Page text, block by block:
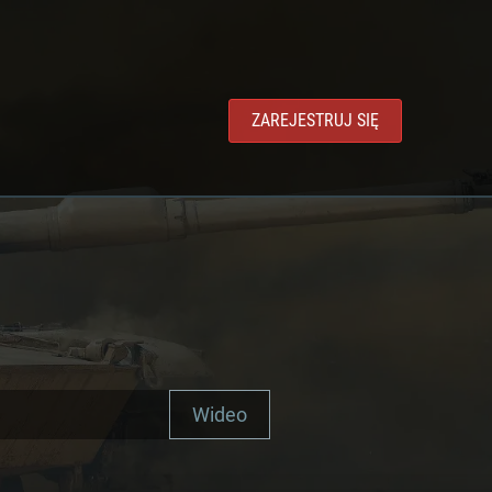
ZAREJESTRUJ SIĘ
Wideo